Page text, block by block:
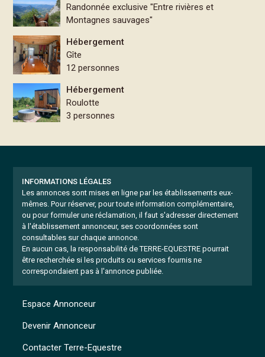
Randonnée exclusive "Entre rivières et
Montagnes sauvages"
Hébergement
Gîte
12 personnes
Hébergement
Roulotte
3 personnes
INFORMATIONS LÉGALES
Les annonces sont mises en ligne par les établissements eux-
mêmes. Pour réserver, pour toute information complémentaire,
ou pour formuler une réclamation, il faut s'adresser directement
à l'établissement annonceur, ses coordonnées sont
consultables sur chaque annonce.
En aucun cas, la responsabilité de TERRE-EQUESTRE pourrait
être recherchée si les produits ou services fournis ne
correspondaient pas à l'annonce publiée.
Espace Annonceur
Devenir Annonceur
Contacter Terre-Equestre